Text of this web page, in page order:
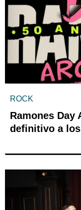
ROCK
Ramones Day
definitivo a